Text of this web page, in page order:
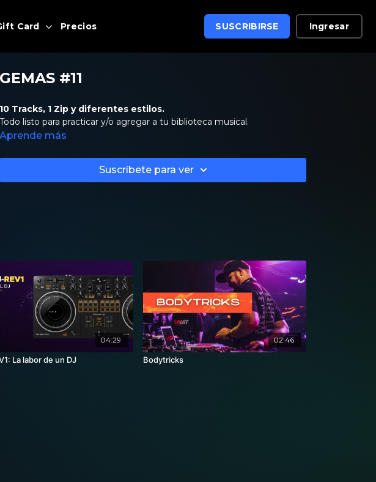
Card Precios SUSCRIBIRSE Ingresar
GEMAS #11
10 Tracks, 1 Zip y diferentes estilos.
Todo listo para practicar y/o agregar a tu biblioteca musical.
Aprende más
Suscríbete para ver
04:29
La labor de un DJ
02:46
Bodytricks